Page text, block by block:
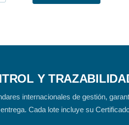
Y
internacionales de gestión,
Cada lote incluye su